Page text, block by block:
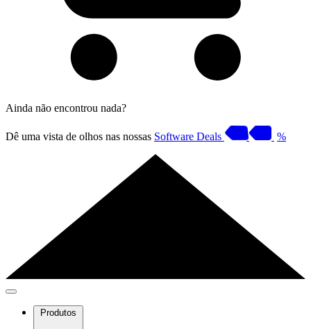
Ainda não encontrou nada?
Dê uma vista de olhos nas nossas Software Deals %
Produtos